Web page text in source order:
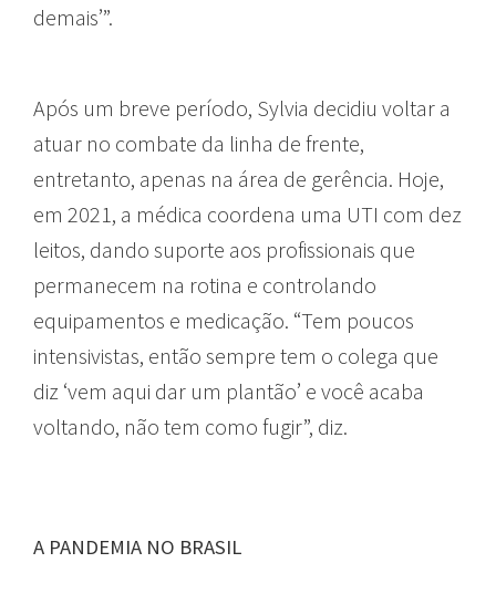
demais’”.
Após um breve período, Sylvia decidiu voltar a
atuar no combate da linha de frente,
entretanto, apenas na área de gerência. Hoje,
em 2021, a médica coordena uma UTI com dez
leitos, dando suporte aos profissionais que
permanecem na rotina e controlando
equipamentos e medicação. “Tem poucos
intensivistas, então sempre tem o colega que
diz ‘vem aqui dar um plantão’ e você acaba
voltando, não tem como fugir”, diz.
A PANDEMIA NO BRASIL